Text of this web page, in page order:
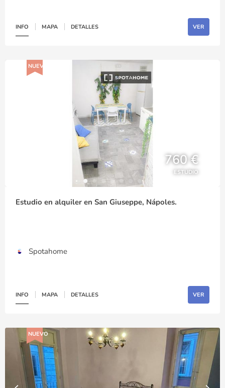
INFO MAPA DETALLES VER
NUEVO
760 €
ESTUDIO
Estudio en alquiler en San Giuseppe, Nápoles.
Spotahome
INFO MAPA DETALLES VER
NUEVO